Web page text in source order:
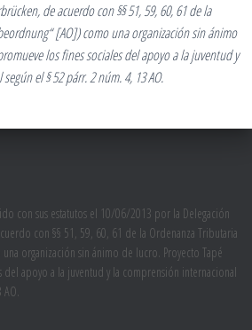
de acuerdo con §§ 51, 59, 60, 61 de la
[AO]) como una organización sin ánimo
los fines sociales del apoyo a la juventud y
el § 52 párr. 2 núm. 4, 13 AO.
con sus estatutos el 10/06/2013 por la Delegación
con §§ 51, 59, 60, 61 de la Ordenanza Tributaria
organización sin ánimo de lucro. Proyecto Tapé
del apoyo a la juventud y la comprensión internacional